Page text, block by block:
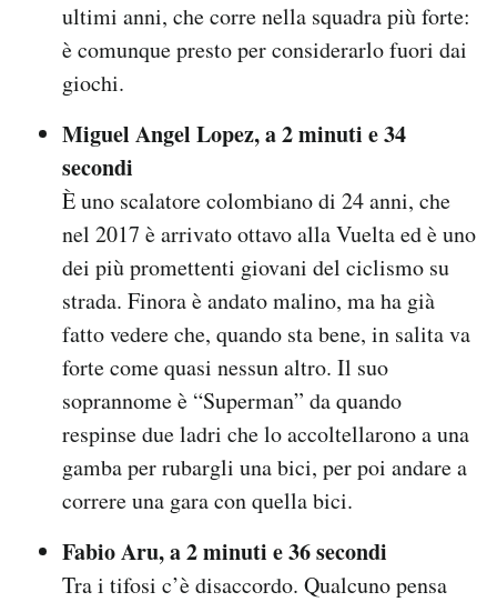
ultimi anni, che corre nella squadra più forte:
è comunque presto per considerarlo fuori dai
giochi.
Miguel Angel Lopez, a 2 minuti e 34
secondi
È uno scalatore colombiano di 24 anni, che
nel 2017 è arrivato ottavo alla Vuelta ed è uno
dei più promettenti giovani del ciclismo su
strada. Finora è andato malino, ma ha già
fatto vedere che, quando sta bene, in salita va
forte come quasi nessun altro. Il suo
soprannome è “Superman” da quando
respinse due ladri che lo accoltellarono a una
gamba per rubargli una bici, per poi andare a
correre una gara con quella bici.
Fabio Aru, a 2 minuti e 36 secondi
Tra i tifosi c’è disaccordo. Qualcuno pensa